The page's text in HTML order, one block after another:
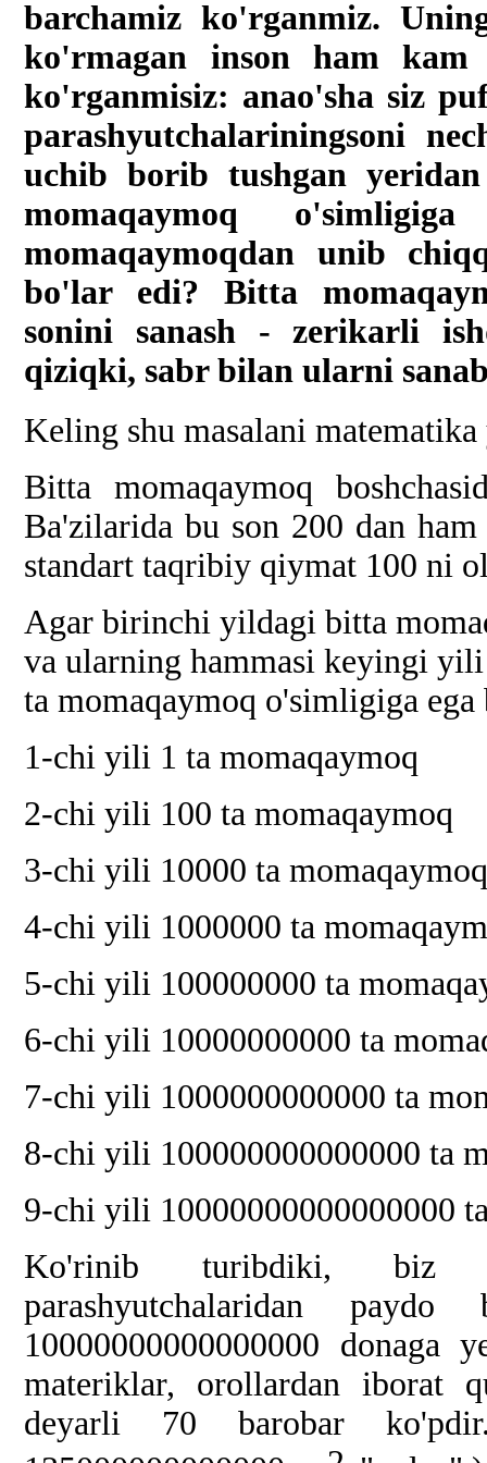
barchamiz ko'rganmiz.
ko'rmagan inson ham
ko'rganmisiz: anao'sha siz
parashyutchalariningsoni
uchib borib tushgan
momaqaymoq
momaqaymoqdan unib
bo'lar edi? Bitta
sonini sanash - zerikarli
qiziqki, sabr bilan ularni
Keling shu masalani
Bitta momaqaymoq
Ba'zilarida bu son 200 dan
standart taqribiy qiymat 100 ni
Agar birinchi yildagi bitta
va ularning hammasi keyingi
ta momaqaymoq o'simligiga
1-chi yili 1 ta momaqaymoq
2-chi yili 100 ta momaqaymoq
3-chi yili 10000 ta
4-chi yili 1000000 ta
5-chi yili 100000000 ta
6-chi yili 10000000000 ta
7-chi yili 1000000000000 ta
8-chi yili 100000000000000 ta
9-chi yili 10000000000000000
Ko'rinib turibdiki, biz
parashyutchalaridan
10000000000000000 donaga
materiklar, orollardan iborat
deyarli 70 barobar